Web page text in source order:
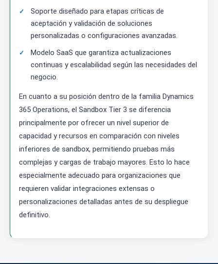
Soporte diseñado para etapas críticas de
aceptación y validación de soluciones
personalizadas o configuraciones avanzadas.
Modelo SaaS que garantiza actualizaciones
continuas y escalabilidad según las necesidades del
negocio.
En cuanto a su posición dentro de la familia Dynamics
365 Operations, el Sandbox Tier 3 se diferencia
principalmente por ofrecer un nivel superior de
capacidad y recursos en comparación con niveles
inferiores de sandbox, permitiendo pruebas más
complejas y cargas de trabajo mayores. Esto lo hace
especialmente adecuado para organizaciones que
requieren validar integraciones extensas o
personalizaciones detalladas antes de su despliegue
definitivo.